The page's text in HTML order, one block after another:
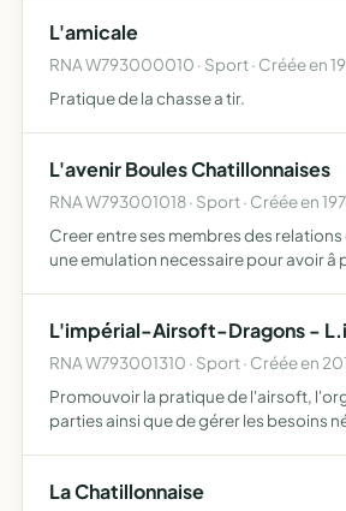
L'amicale
RNA W793000010 · Sport · Créée en
Pratique de la chasse a tir.
L'avenir Boules Chatillonnaises
RNA W793001018 · Sport · Créée en
Creer entre ses membres des
une emulation necessaire pour avoir â
L'impérial-Airsoft-Dragons -
RNA W793001310 · Sport · Créée en
Promouvoir la pratique de l'airsoft,
parties ainsi que de gérer les besoins
La Chatillonnaise